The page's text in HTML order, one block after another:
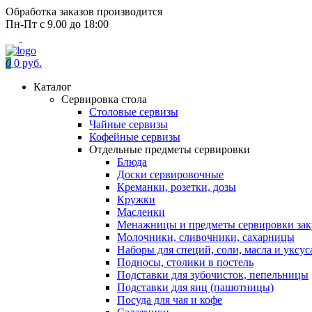
Обработка заказов производится
Пн-Пт с 9.00 до 18:00
0 0 руб.
Каталог
Сервировка стола
Столовые сервизы
Чайные сервизы
Кофейные сервизы
Отдельные предметы сервировки
Блюда
Доски сервировочные
Креманки, розетки, дозы
Кружки
Масленки
Менажницы и предметы сервировки
Молочники, сливочники, сахарницы
Наборы для специй, соли, масла и
Подносы, столики в постель
Подставки для зубочисток, пепельницы
Подставки для яиц (пашотницы)
Посуда для чая и кофе